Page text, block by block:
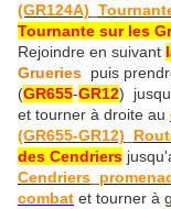
Tournante sur les
Rejoindre en suivant
Grueries puis
(GR655-GR12)
et tourner à droite au
(GR655-
des Cendriers
combat et tourner à